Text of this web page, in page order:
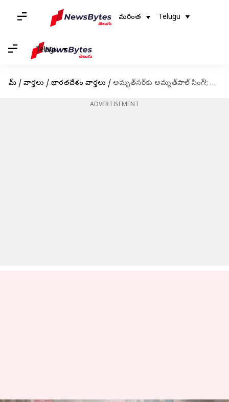
మరింత Telugu
Telugu
హోమ్ / వార్తలు / భారతదేశం వార్తలు / అమృత్‌సర్‌కు అమృత్‌పాల్ సింగ్!; నిఘాను పెంచిన పంజాబ్ పోలీసులు
ADVERTISEMENT